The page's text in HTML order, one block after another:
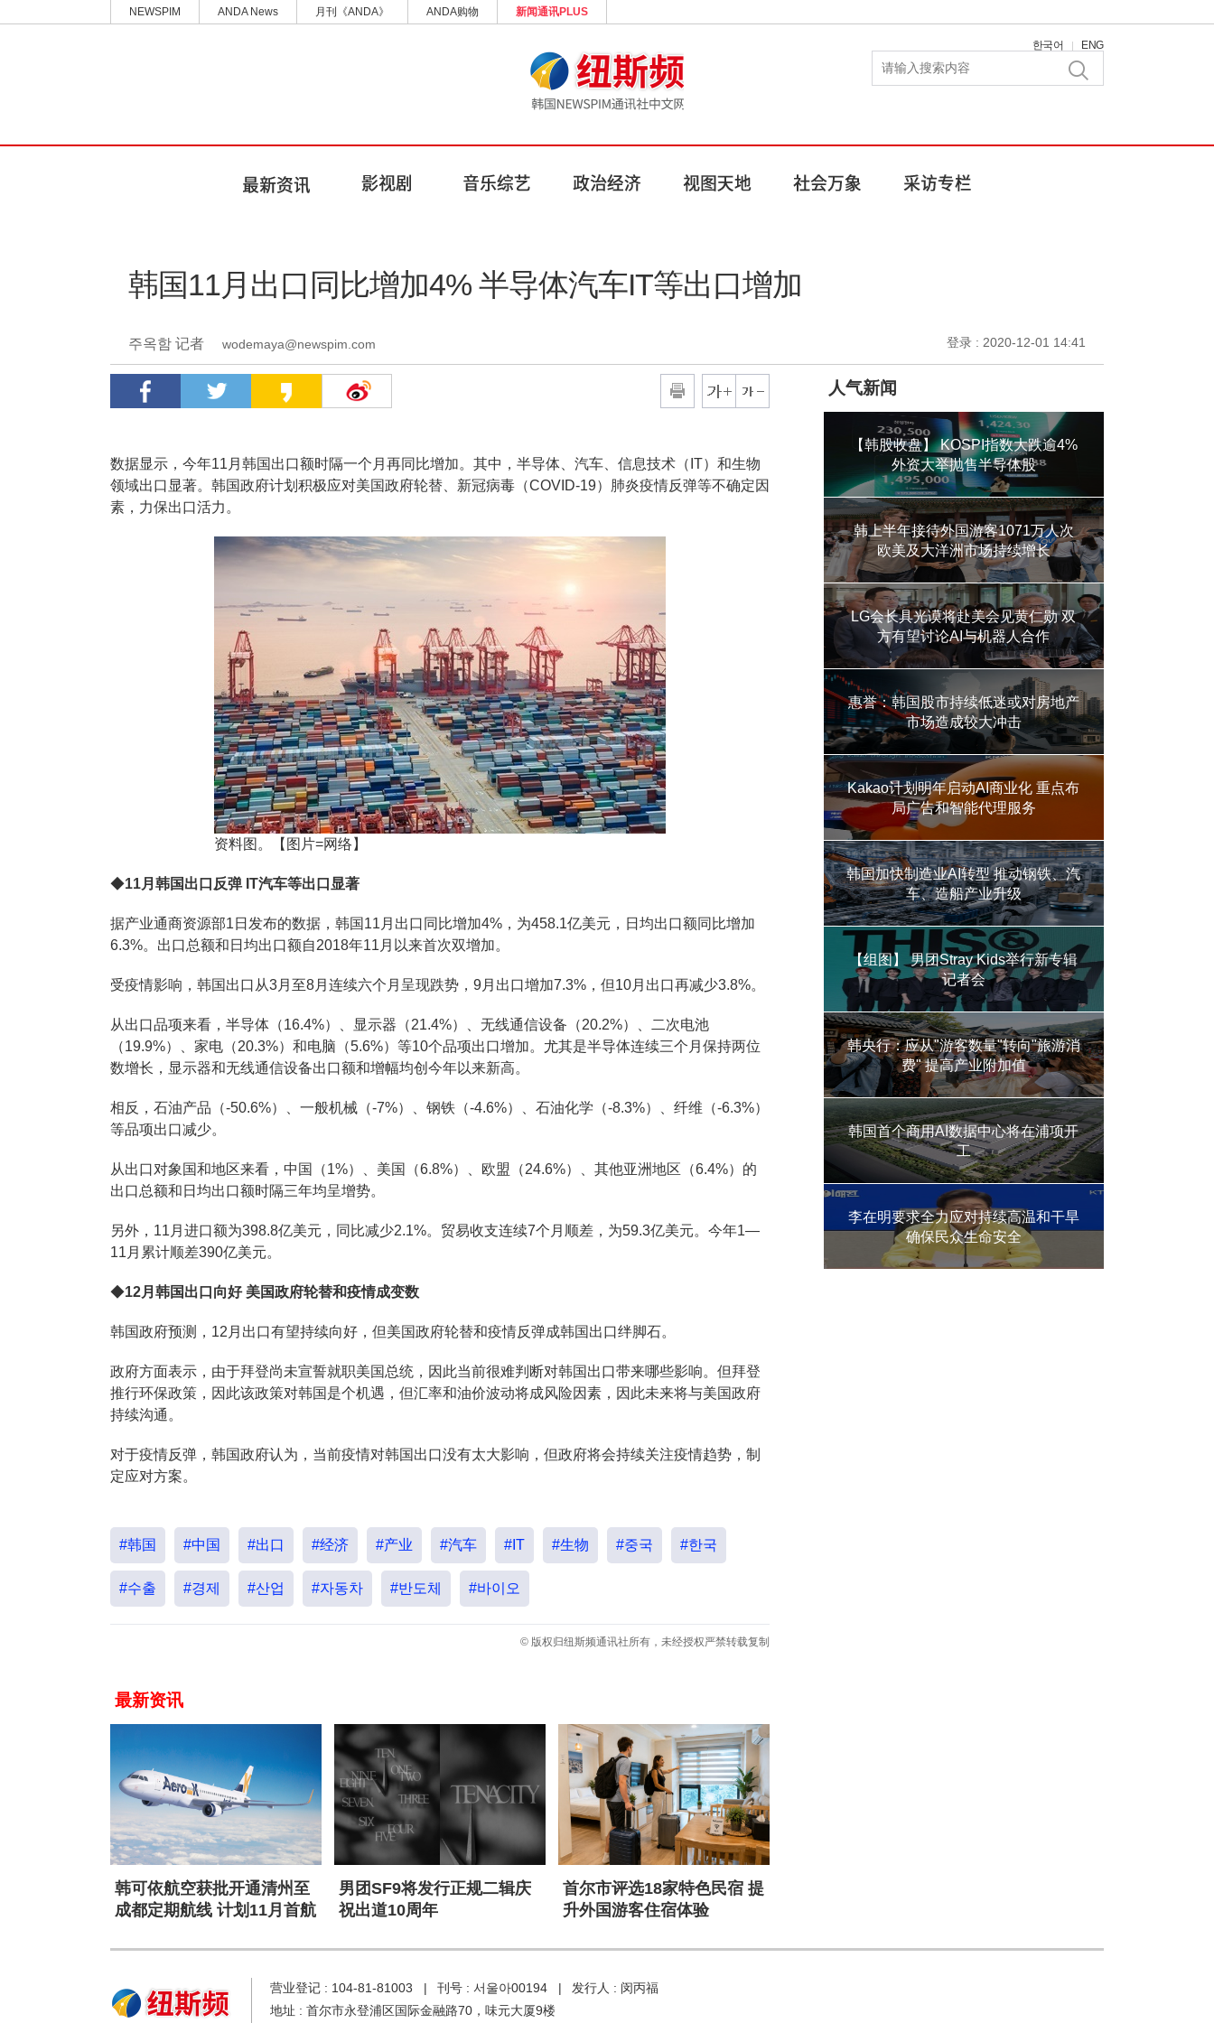
NEWSPIM ANDA News 月刊《ANDA》 ANDA购物 新闻通讯PLUS
한국어 | ENG
韩国11月出口同比增加4% 半导体汽车IT等出口增加
주옥함 记者 wodemaya@newspim.com 登录 : 2020-12-01 14:41
数据显示，今年11月韩国出口额时隔一个月再同比增加。其中，半导体、汽车、信息技术（IT）和生物
领域出口显著。韩国政府计划积极应对美国政府轮替、新冠病毒（COVID-19）肺炎疫情反弹等不确定因
素，力保出口活力。
资料图。【图片=网络】
◆11月韩国出口反弹 IT汽车等出口显著
据产业通商资源部1日发布的数据，韩国11月出口同比增加4%，为458.1亿美元，日均出口额同比增加
6.3%。出口总额和日均出口额自2018年11月以来首次双增加。
受疫情影响，韩国出口从3月至8月连续六个月呈现跌势，9月出口增加7.3%，但10月出口再减少3.8%。
从出口品项来看，半导体（16.4%）、显示器（21.4%）、无线通信设备（20.2%）、二次电池
（19.9%）、家电（20.3%）和电脑（5.6%）等10个品项出口增加。尤其是半导体连续三个月保持两位
数增长，显示器和无线通信设备出口额和增幅均创今年以来新高。
相反，石油产品（-50.6%）、一般机械（-7%）、钢铁（-4.6%）、石油化学（-8.3%）、纤维（-6.3%）
等品项出口减少。
从出口对象国和地区来看，中国（1%）、美国（6.8%）、欧盟（24.6%）、其他亚洲地区（6.4%）的
出口总额和日均出口额时隔三年均呈增势。
另外，11月进口额为398.8亿美元，同比减少2.1%。贸易收支连续7个月顺差，为59.3亿美元。今年1—
11月累计顺差390亿美元。
◆12月韩国出口向好 美国政府轮替和疫情成变数
韩国政府预测，12月出口有望持续向好，但美国政府轮替和疫情反弹成韩国出口绊脚石。
政府方面表示，由于拜登尚未宣誓就职美国总统，因此当前很难判断对韩国出口带来哪些影响。但拜登
推行环保政策，因此该政策对韩国是个机遇，但汇率和油价波动将成风险因素，因此未来将与美国政府
持续沟通。
对于疫情反弹，韩国政府认为，当前疫情对韩国出口没有太大影响，但政府将会持续关注疫情趋势，制
定应对方案。
#韩国 #中国 #出口 #经济 #产业 #汽车 #IT #生物 #중국 #한국
#수출 #경제 #산업 #자동차 #반도체 #바이오
© 版权归纽斯频通讯社所有，未经授权严禁转载复制
最新资讯
韩可依航空获批开通清州至
成都定期航线 计划11月首航
男团SF9将发行正规二辑庆
祝出道10周年
首尔市评选18家特色民宿 提
升外国游客住宿体验
人气新闻
【韩股收盘】 KOSPI指数大跌逾4%
外资大举抛售半导体股
韩上半年接待外国游客1071万人次
欧美及大洋洲市场持续增长
LG会长具光谟将赴美会见黄仁勋 双
方有望讨论AI与机器人合作
惠誉：韩国股市持续低迷或对房地产
市场造成较大冲击
Kakao计划明年启动AI商业化 重点布
局广告和智能代理服务
韩国加快制造业AI转型 推动钢铁、汽
车、造船产业升级
【组图】 男团Stray Kids举行新专辑
记者会
韩央行：应从"游客数量"转向"旅游消
费" 提高产业附加值
韩国首个商用AI数据中心将在浦项开
工
李在明要求全力应对持续高温和干旱
确保民众生命安全
营业登记 : 104-81-81003 | 刊号 : 서울아00194 |
发行人 : 闵丙福
地址 : 首尔市永登浦区国际金融路70，味元大厦9楼